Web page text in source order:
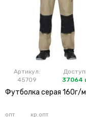
Артикул:
45709
37064
Футболка серая 160г/
опт кр.опт